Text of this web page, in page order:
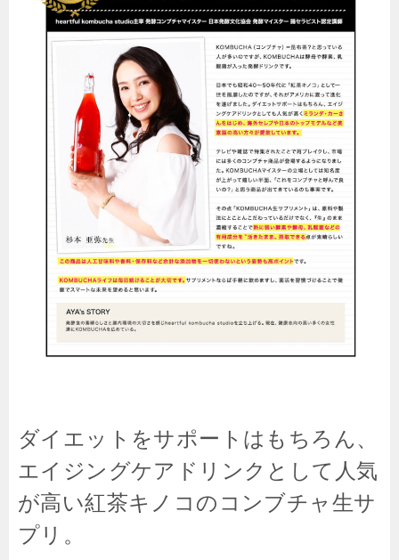
ダイエットをサポートはもちろん、
エイジングケアドリンクとして人気
が高い紅茶キノコのコンブチャ生サ
プリ。